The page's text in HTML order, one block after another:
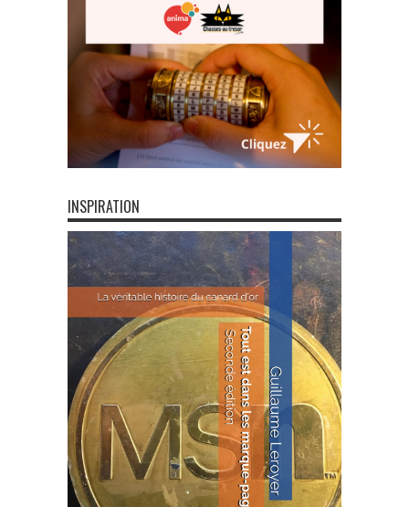
INSPIRATION